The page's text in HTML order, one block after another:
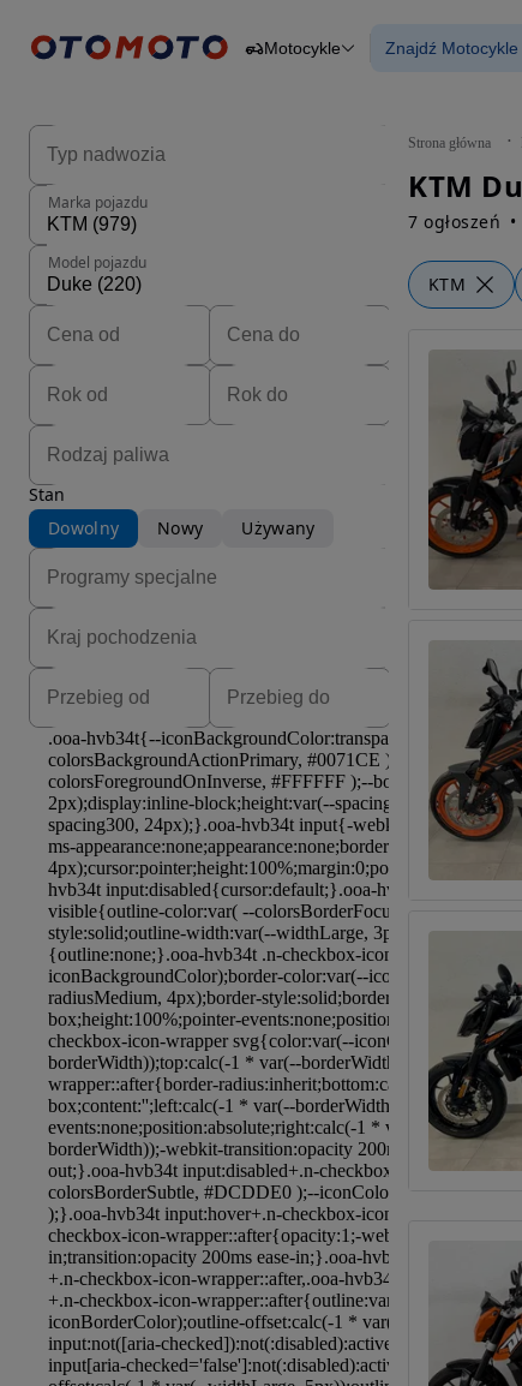
Osobowe
Motocykle Znajdź Motocykle
Strona główna
7 ogłoszeń
KTM
Marka pojazdu
Model pojazdu
Stan
Dowolny
Nowy Używany